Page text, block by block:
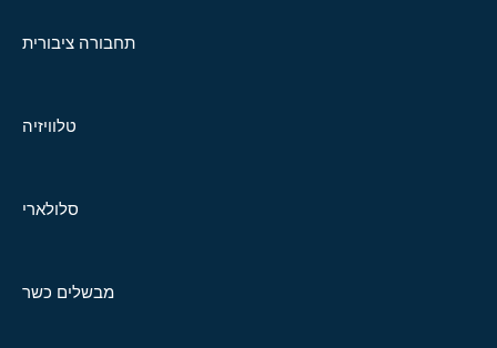
תחבורה ציבורית
טלוויזיה
סלולארי
מבשלים כשר